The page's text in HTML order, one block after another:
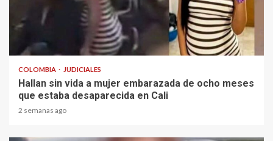
2 min read
COLOMBIA JUDICIALES
Hallan sin vida a mujer embarazada de ocho meses
que estaba desaparecida en Cali
2 semanas ago